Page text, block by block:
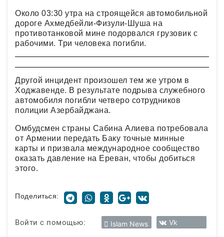
Около 03:30 утра на строящейся автомобильной
дороге Ахмедбейли-Физули-Шуша на
противотанковой мине подорвался грузовик с
рабочими. Три человека погибли.
Другой инцидент произошел тем же утром в
Ходжавенде. В результате подрыва служебного
автомобиля погибли четверо сотрудников
полиции Азербайджана.
Омбудсмен страны Сабина Алиева потребовала
от Армении передать Баку точные минные
карты и призвала международное сообщество
оказать давление на Ереван, чтобы добиться
этого.
Поделиться:
Войти с помощью: Islam News Vk